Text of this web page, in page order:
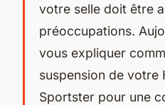
votre selle doit être
préoccupations.
vous expliquer
suspension de votre
Sportster pour une